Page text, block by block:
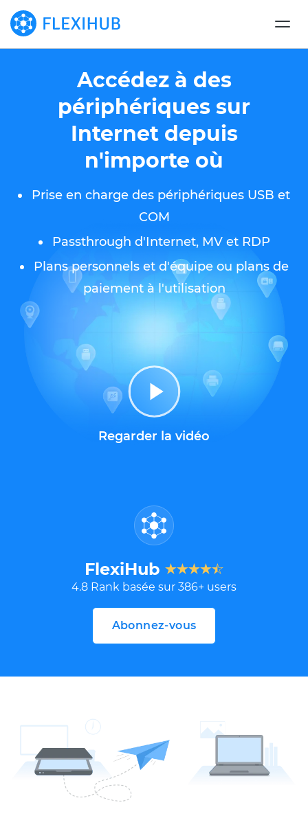
Accédez à des
périphériques sur
Internet depuis
n'importe où
Prise en charge des périphériques USB et
COM
Passthrough d'Internet, MV et RDP
Plans personnels et d'équipe ou plans de
paiement à l'utilisation
Regarder la vidéo
FlexiHub
4.8 Rank basée sur 386+ users
Abonnez-vous